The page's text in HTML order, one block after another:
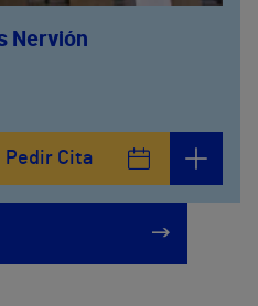
Nervión
Pedir Cita